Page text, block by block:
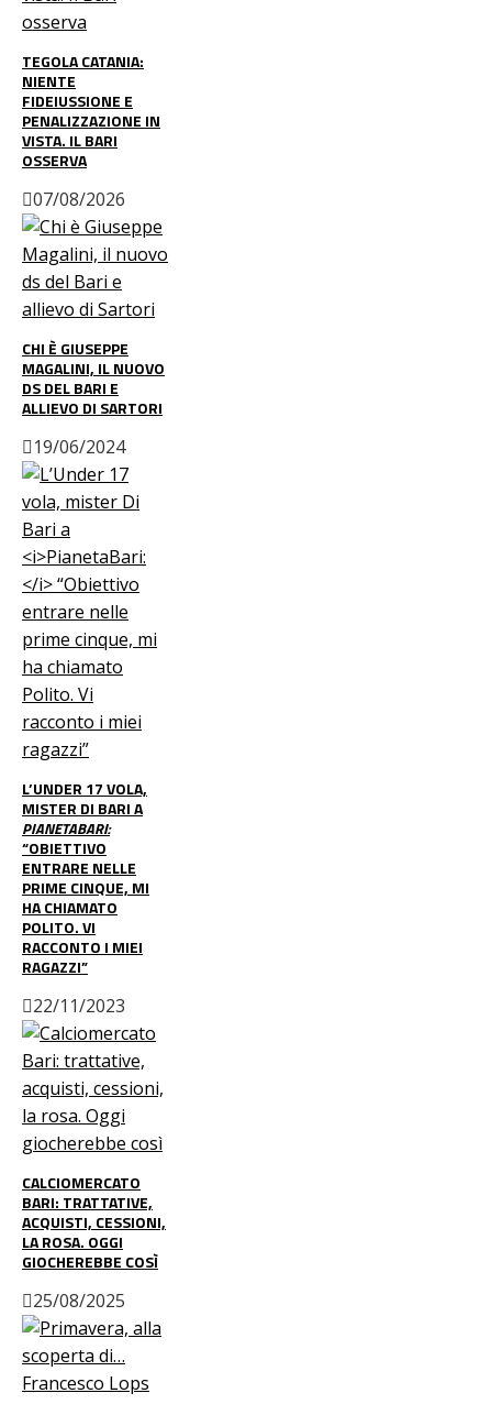
TEGOLA CATANIA:
NIENTE
FIDEIUSSIONE E
PENALIZZAZIONE IN
VISTA. IL BARI
OSSERVA
07/08/2026
CHI È GIUSEPPE
MAGALINI, IL NUOVO
DS DEL BARI E
ALLIEVO DI SARTORI
19/06/2024
L’UNDER 17 VOLA,
MISTER DI BARI A
PIANETABARI:
“OBIETTIVO
ENTRARE NELLE
PRIME CINQUE, MI
HA CHIAMATO
POLITO. VI
RACCONTO I MIEI
RAGAZZI”
22/11/2023
CALCIOMERCATO
BARI: TRATTATIVE,
ACQUISTI, CESSIONI,
LA ROSA. OGGI
GIOCHEREBBE COSÌ
25/08/2025